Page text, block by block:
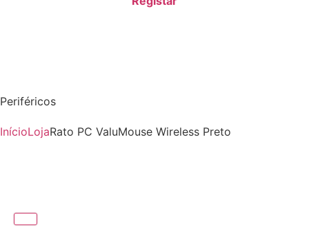
Periféricos
InícioLojaRato PC ValuMouse Wireless Preto